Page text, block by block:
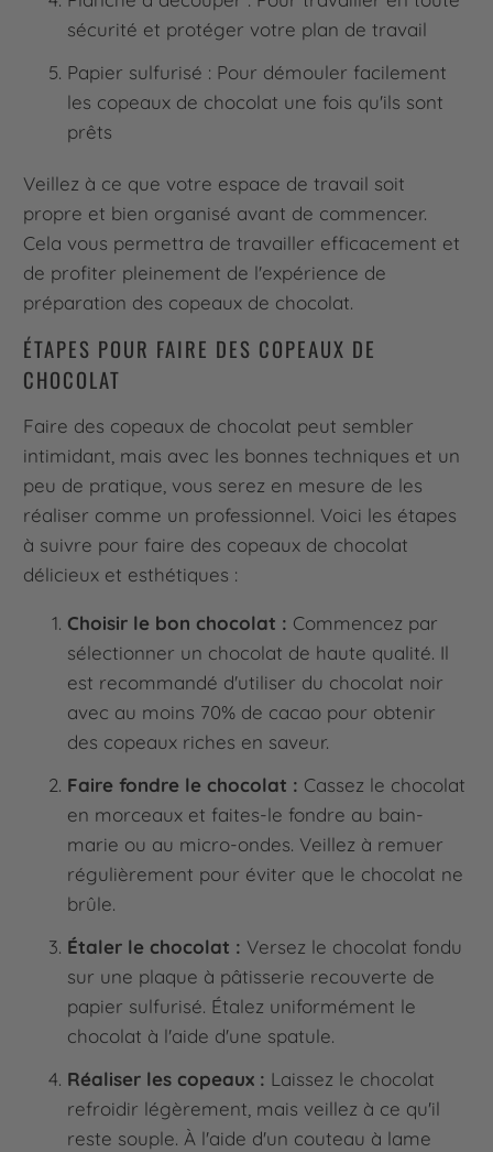
sécurité et protéger votre plan de travail
Papier sulfurisé : Pour démouler facilement
les copeaux de chocolat une fois qu'ils sont
prêts
Veillez à ce que votre espace de travail soit
propre et bien organisé avant de commencer.
Cela vous permettra de travailler efficacement et
de profiter pleinement de l'expérience de
préparation des copeaux de chocolat.
ÉTAPES POUR FAIRE DES COPEAUX DE
CHOCOLAT
Faire des copeaux de chocolat peut sembler
intimidant, mais avec les bonnes techniques et un
peu de pratique, vous serez en mesure de les
réaliser comme un professionnel. Voici les étapes
à suivre pour faire des copeaux de chocolat
délicieux et esthétiques :
Choisir le bon chocolat : Commencez par
sélectionner un chocolat de haute qualité. Il
est recommandé d'utiliser du chocolat noir
avec au moins 70% de cacao pour obtenir
des copeaux riches en saveur.
Faire fondre le chocolat : Cassez le chocolat
en morceaux et faites-le fondre au bain-
marie ou au micro-ondes. Veillez à remuer
régulièrement pour éviter que le chocolat ne
brûle.
Étaler le chocolat : Versez le chocolat fondu
sur une plaque à pâtisserie recouverte de
papier sulfurisé. Étalez uniformément le
chocolat à l'aide d'une spatule.
Réaliser les copeaux : Laissez le chocolat
refroidir légèrement, mais veillez à ce qu'il
reste souple. À l'aide d'un couteau à lame